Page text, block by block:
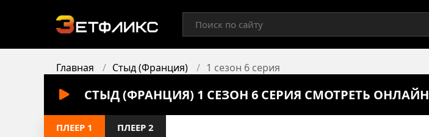
Главная Стыд (Франция) 1 сезон 6 серия
СТЫД (ФРАНЦИЯ) 1 СЕЗОН 6 СЕРИЯ СМОТРЕТЬ ОНЛАЙН
ПЛЕЕР 1 ПЛЕЕР 2